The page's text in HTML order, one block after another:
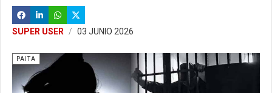
SUPER USER 03 JUNIO 2026
PAITA